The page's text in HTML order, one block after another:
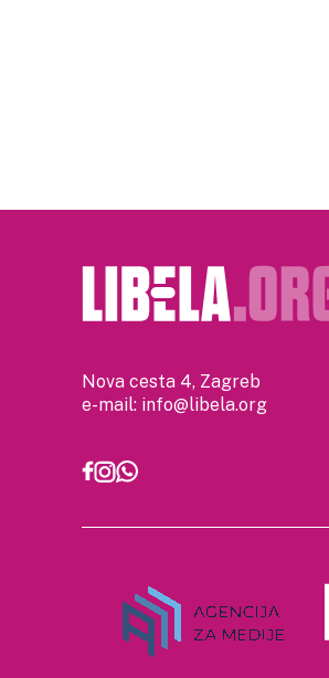
Nova cesta 4, Zagreb
e-mail: info@libela.org